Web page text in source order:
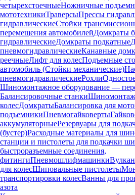
четырехстоечныеНожничные
мототехникиТраверсыПрессы
гидравлическиеСтойки
перемещения автомобилейДомкраты
гидравлическиеДомкраты подкатные
пневмогидравлическиеКанавные
реечныеЛифт для колесПодъемные
автомобиль (Стойки механические)
пневмогидравлическиеРохли
Шиномонтажное оборудование —
Балансировочные станки
колесДомкратыБалансировка для
подъемникиПневмогайковерты
аккумуляторныеРезервуары для
(бустер)Расходные материалы для
станции и пистолеты для подкачки
быстроразъемные соединения,
фитингиПневмошлифмашинки
для колесШиповальные пистолеты
транспортировки колесВанны для
азота